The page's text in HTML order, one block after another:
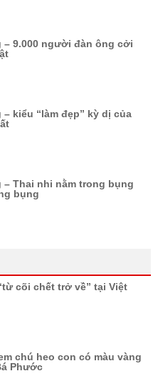
– 9.000 người đàn ông cởi
kiểu “làm đẹp” kỳ dị của
– Thai nhi nằm trong bụng
bụng
cõi chết trở về” tại Việt
chú heo con có màu vàng
Phước